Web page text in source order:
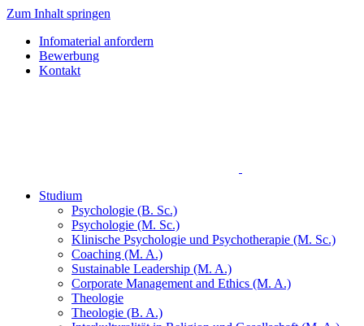
Zum Inhalt springen
Infomaterial anfordern
Bewerbung
Kontakt
Studium
Psychologie (B. Sc.)
Psychologie (M. Sc.)
Klinische Psychologie und Psychotherapie (M. Sc.)
Coaching (M. A.)
Sustainable Leadership (M. A.)
Corporate Management and Ethics (M. A.)
Theologie
Theologie (B. A.)